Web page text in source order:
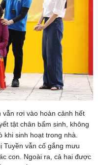
vẫn rơi vào hoàn cảnh hết
tật chân bẩm sinh, không
sinh hoạt trong nhà.
Tuyền vẫn cố gắng mưu
con. Ngoài ra, cả hai được